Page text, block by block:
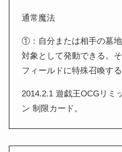
通常魔法
①：自分または相手の墓
対象として発動できる。
フィールドに特殊召喚する
2014.2.1 遊戯王OCGリミ
ン 制限カード。